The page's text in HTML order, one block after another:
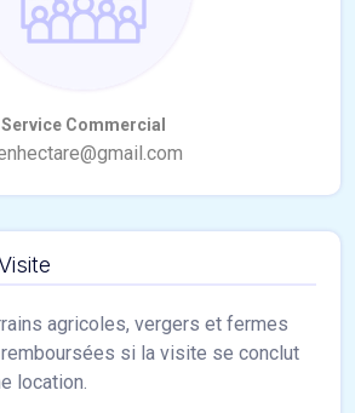
agricoles, vergers et fermes
si la visite se conclut
location.